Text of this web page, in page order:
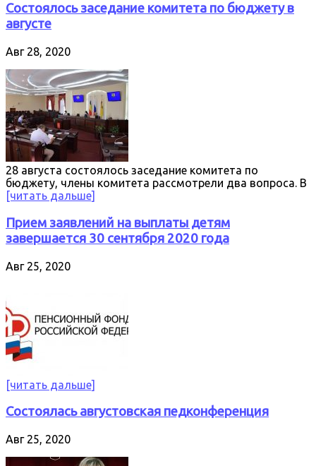
Состоялось заседание комитета по бюджету в
августе
Авг 28, 2020
28 августа состоялось заседание комитета по
бюджету, члены комитета рассмотрели два вопроса. В
[читать дальше]
Прием заявлений на выплаты детям
завершается 30 сентября 2020 года
Авг 25, 2020
[читать дальше]
Состоялась августовская педконференция
Авг 25, 2020